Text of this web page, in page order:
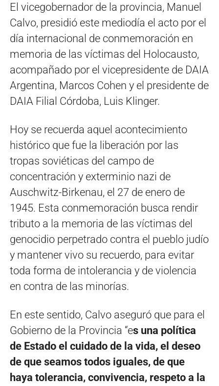
El vicegobernador de la provincia, Manuel
Calvo, presidió este mediodía el acto por el
día internacional de conmemoración en
memoria de las víctimas del Holocausto,
acompañado por el vicepresidente de DAIA
Argentina, Marcos Cohen y el presidente de
DAIA Filial Córdoba, Luis Klinger.
Hoy se recuerda aquel acontecimiento
histórico que fue la liberación por las
tropas soviéticas del campo de
concentración y exterminio nazi de
Auschwitz-Birkenau, el 27 de enero de
1945. Esta conmemoración busca rendir
tributo a la memoria de las víctimas del
genocidio perpetrado contra el pueblo judío
y mantener vivo su recuerdo, para evitar
toda forma de intolerancia y de violencia
en contra de las minorías.
En este sentido, Calvo aseguró que para el
Gobierno de la Provincia “es una política
de Estado el cuidado de la vida, el deseo
de que seamos todos iguales, de que
haya tolerancia, convivencia, respeto a la